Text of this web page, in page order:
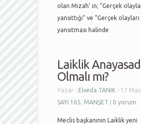
olan Mizah’ ın; “Gerçek
yansıttığı” ve “Gerçek olayları
yansıtması halinde
Laiklik
Olmalı mı?
Yazar : Elveda TANIK - 17
SAYI 165, MANŞET 0 yorum
Meclis başkanının Laiklik yeni